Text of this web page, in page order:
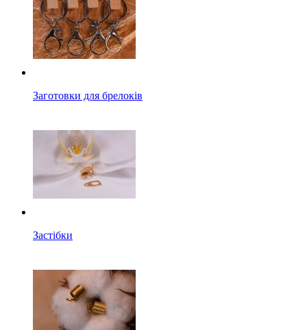
Заготовки для брелоків
Застібки